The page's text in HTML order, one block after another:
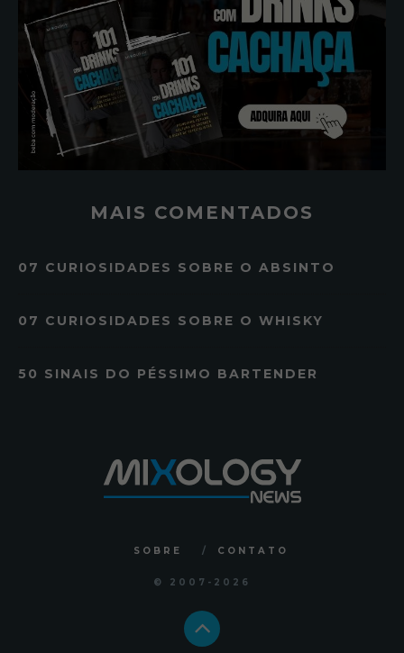
MAIS COMENTADOS
07 CURIOSIDADES SOBRE O ABSINTO
07 CURIOSIDADES SOBRE O WHISKY
50 SINAIS DO PÉSSIMO BARTENDER
SOBRE CONTATO
© 2007 -2026